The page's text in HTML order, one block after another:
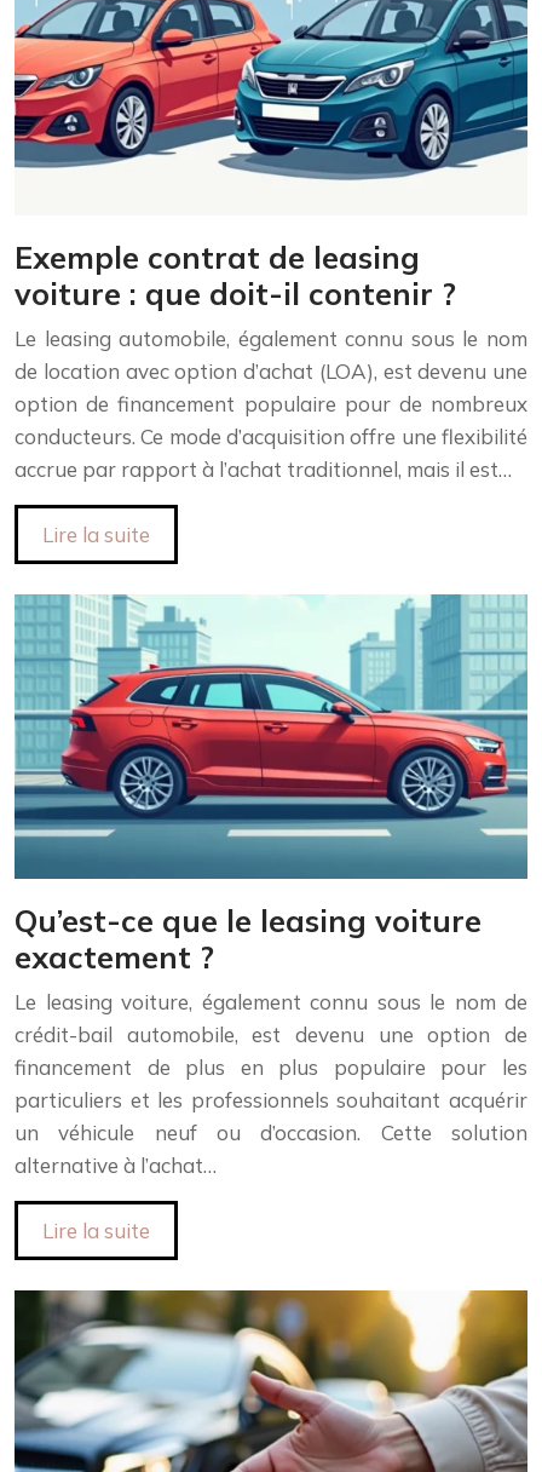
Exemple contrat de leasing
voiture : que doit-il contenir ?
Le leasing automobile, également connu sous le nom
de location avec option d’achat (LOA), est devenu une
option de financement populaire pour de nombreux
conducteurs. Ce mode d’acquisition offre une flexibilité
accrue par rapport à l’achat traditionnel, mais il est…
Lire la suite
Qu’est-ce que le leasing voiture
exactement ?
Le leasing voiture, également connu sous le nom de
crédit-bail automobile, est devenu une option de
financement de plus en plus populaire pour les
particuliers et les professionnels souhaitant acquérir
un véhicule neuf ou d’occasion. Cette solution
alternative à l’achat…
Lire la suite